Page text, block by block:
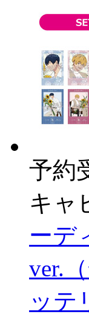
予約
キャ
ーデ
ver.
ッテ